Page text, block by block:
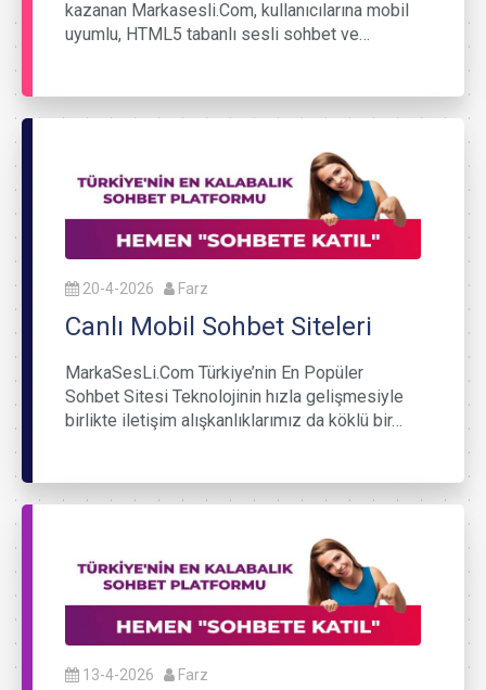
kazanan Markasesli.Com, kullanıcılarına mobil
uyumlu, HTML5 tabanlı sesli sohbet ve…
20-4-2026 Farz
Canlı Mobil Sohbet Siteleri
MarkaSesLi.Com Türkiye’nin En Popüler
Sohbet Sitesi Teknolojinin hızla gelişmesiyle
birlikte iletişim alışkanlıklarımız da köklü bir…
13-4-2026 Farz